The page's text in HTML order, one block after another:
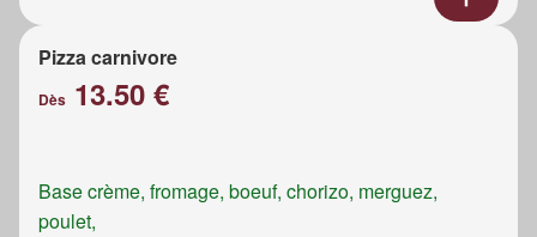
Pizza carnivore
Dès 13.50 €
Base crème, fromage, boeuf, chorizo, merguez,
poulet,